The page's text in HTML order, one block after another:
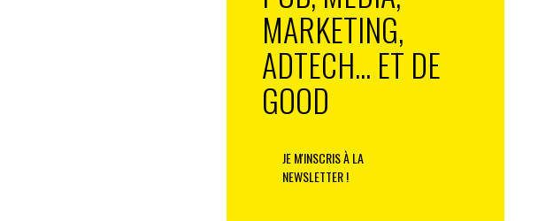
MARKETING,
ADTECH... ET DE
GOOD
JE M'INSCRIS À LA
NEWSLETTER !